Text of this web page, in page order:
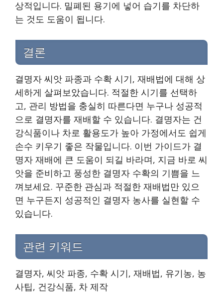
상적입니다. 밀폐된 용기에 넣어 습기를 차단하
는 것도 도움이 됩니다.
결론
결명자 씨앗 파종과 수확 시기, 재배법에 대해 상
세하게 살펴보았습니다. 적절한 시기를 선택하
고, 관리 방법을 충실히 따른다면 누구나 성공적
으로 결명자를 재배할 수 있습니다. 결명자는 건
강식품이나 차로 활용도가 높아 가정에서도 쉽게
손수 키우기 좋은 작물입니다. 이번 가이드가 결
명자 재배에 큰 도움이 되길 바라며, 지금 바로 씨
앗을 준비하고 풍성한 결명자 수확의 기쁨을 느
껴보세요. 꾸준한 관심과 적절한 재배법만 있으
면 누구든지 성공적인 결명자 농사를 실현할 수
있습니다.
관련 키워드
결명자, 씨앗 파종, 수확 시기, 재배법, 유기농, 농
사팁, 건강식품, 차 제작